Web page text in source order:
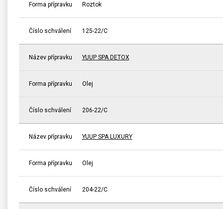
Forma přípravku Roztok
Číslo schválení 125-22/C
Název přípravku YUUP SPA DETOX
Forma přípravku Olej
Číslo schválení 206-22/C
Název přípravku YUUP SPA LUXURY
Forma přípravku Olej
Číslo schválení 204-22/C